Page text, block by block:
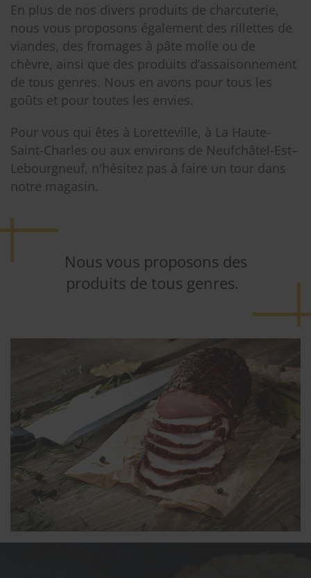
En plus de nos divers produits de charcuterie,
nous vous proposons également des rillettes de
viandes, des fromages à pâte molle ou de
chèvre, ainsi que des produits d’assaisonnement
de tous genres. Nous en avons pour tous les
goûts et pour toutes les envies.
Pour vous qui êtes à Loretteville, à La Haute-
Saint-Charles ou aux environs de Neufchâtel-Est–
Lebourgneuf, n'hésitez pas à faire un tour dans
notre magasin.
Nous vous proposons des
produits de tous genres.